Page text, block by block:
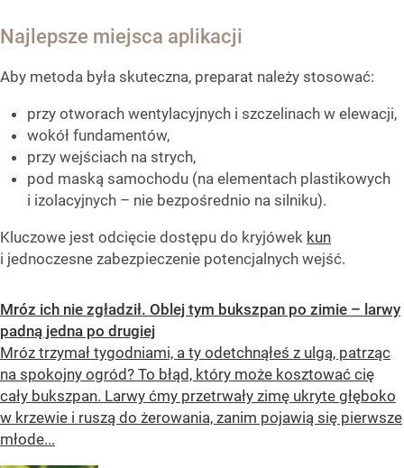
Najlepsze miejsca aplikacji
Aby metoda była skuteczna, preparat należy stosować:
przy otworach wentylacyjnych i szczelinach w elewacji,
wokół fundamentów,
przy wejściach na strych,
pod maską samochodu (na elementach plastikowych
i izolacyjnych – nie bezpośrednio na silniku).
Kluczowe jest odcięcie dostępu do kryjówek kun
i jednoczesne zabezpieczenie potencjalnych wejść.
Mróz ich nie zgładził. Oblej tym bukszpan po zimie – larwy
padną jedna po drugiej
Mróz trzymał tygodniami, a ty odetchnąłeś z ulgą, patrząc
na spokojny ogród? To błąd, który może kosztować cię
cały bukszpan. Larwy ćmy przetrwały zimę ukryte głęboko
w krzewie i ruszą do żerowania, zanim pojawią się pierwsze
młode...